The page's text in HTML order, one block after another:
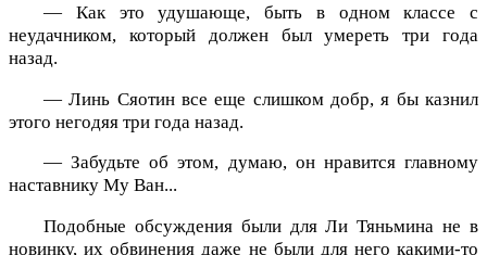
— Как это удушающе, быть в одном классе с
неудачником, который должен был умереть три года
назад.
— Линь Сяотин все еще слишком добр, я бы казнил
этого негодяя три года назад.
— Забудьте об этом, думаю, он нравится главному
наставнику Му Ван...
Подобные обсуждения были для Ли Тяньмина не в
новинку, их обвинения даже не были для него какими-то